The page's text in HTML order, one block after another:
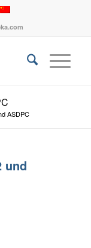
ASDPC
und